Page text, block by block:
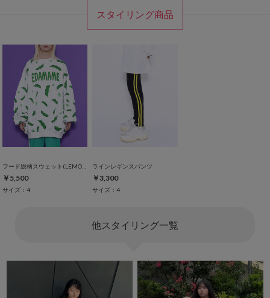
スタイリング商品
フード総柄スウェット(LEMON NINJIN EDAMAME)
￥5,500
サイズ：4
ラインレギンスパンツ
￥3,300
サイズ：4
他スタイリング一覧